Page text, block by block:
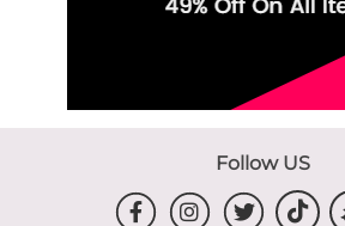
Follow US